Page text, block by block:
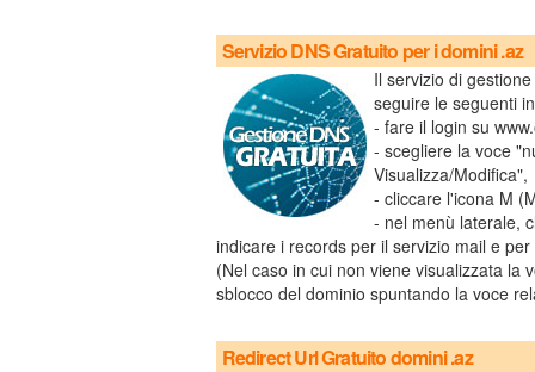
Servizio DNS Gratuito per i domini .az
Il servizio di
seguire le seguenti
- fare il login su
- scegliere la voce
Visualizza/Modifica",
- cliccare l'icona M
- nel menù laterale,
indicare i records per il servizio mail e per
(Nel caso in cui non viene visualizzata la
sblocco del dominio spuntando la voce
Redirect Url Gratuito domini .az